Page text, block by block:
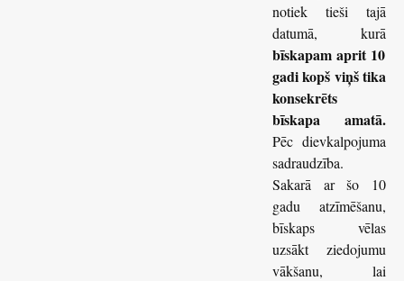
notiek tieši tajā
datumā, kurā
bīskapam aprit 10
gadi kopš viņš tika
konsekrēts
bīskapa amatā.
Pēc dievkalpojuma
sadraudzība.
Sakarā ar šo 10
gadu atzīmēšanu,
bīskaps vēlas
uzsākt ziedojumu
vākšanu, lai